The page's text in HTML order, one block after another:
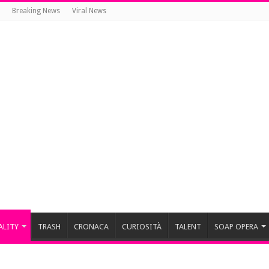
Breaking News Viral News
TRASH CRONACA CURIOSITÀ TALENT SOAP OPERA